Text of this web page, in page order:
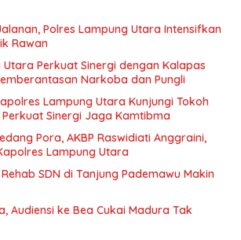
Polres Lampung Utara Intensifkan
Rawan
Perkuat Sinergi dengan Kalapas
Narkoba dan Pungli
Lampung Utara Kunjungi Tokoh
Sinergi Jaga Kamtibma
Pora, AKBP Raswidiati Anggraini,
Lampung Utara
SDN di Tanjung Pademawu Makin
Audiensi ke Bea Cukai Madura Tak